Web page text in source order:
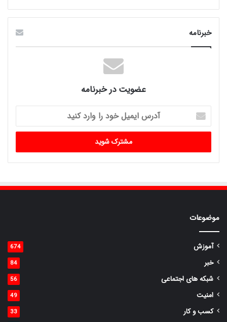
خبرنامه
عضویت در خبرنامه
آدرس
ایمیل
خود
وارد
کنید
موضوعات
آموزش 674
خبر 84
شبکه های اجتماعی 56
امنیت 49
کسب و کار 33